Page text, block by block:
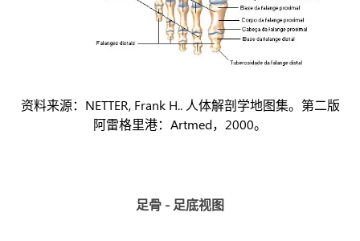
资料来源：NETTER, Frank H.. 人体解剖学地图集。第二版
阿雷格里港：Artmed，2000。
足骨 - 足底视图